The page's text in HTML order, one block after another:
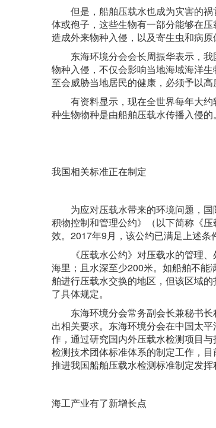
但是，船舶压载水也成为灾害的祸
体或孢子，这些生物有一部分能够在
造成外来物种入侵，以及寄生虫和病
东海环境分会会长周振华表示，我
物种入侵，不仅会影响当地海域海洋
至会威胁当地居民的健康，必须予以高
有资料显示，现在全世界每年大约
种生物物种是由船舶压载水传播入侵的。
我国相关标准正在制定
为应对压载水带来的环境问题，国
积物控制和管理公约》（以下简称《
效。2017年9月，该公约已满足上述条
《压载水公约》对压载水的管理、
海里；且水深至少200米。如船舶不
舶进行压载水交换的地区，但该区域
了具体规定。
东海环境分会常务副会长兼秘书长
出相关要求。东海环境分会在中国太
作，通过研究国内外压载水检测项目
检测技术团体标准体系的制定工作，
推进我国船舶压载水检测标准制定发挥
海工产业有了新增长点